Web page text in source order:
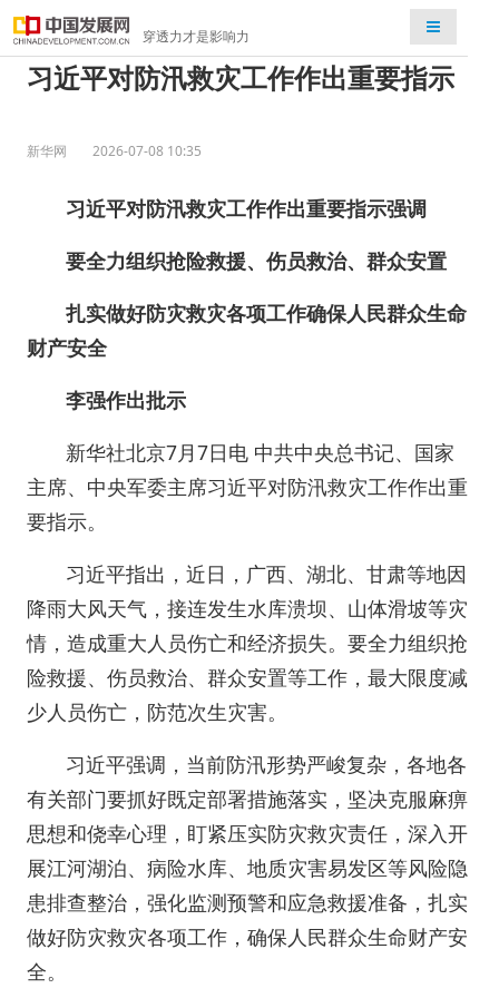
穿透力才是影响力
检索
习近平对防汛救灾工作作出重要指示
新华网 2026-07-08 10:35
习近平对防汛救灾工作作出重要指示强调
要全力组织抢险救援、伤员救治、群众安置
扎实做好防灾救灾各项工作确保人民群众生命
财产安全
李强作出批示
新华社北京7月7日电 中共中央总书记、国家
主席、中央军委主席习近平对防汛救灾工作作出重
要指示。
习近平指出，近日，广西、湖北、甘肃等地因
降雨大风天气，接连发生水库溃坝、山体滑坡等灾
情，造成重大人员伤亡和经济损失。要全力组织抢
险救援、伤员救治、群众安置等工作，最大限度减
少人员伤亡，防范次生灾害。
习近平强调，当前防汛形势严峻复杂，各地各
有关部门要抓好既定部署措施落实，坚决克服麻痹
思想和侥幸心理，盯紧压实防灾救灾责任，深入开
展江河湖泊、病险水库、地质灾害易发区等风险隐
患排查整治，强化监测预警和应急救援准备，扎实
做好防灾救灾各项工作，确保人民群众生命财产安
全。